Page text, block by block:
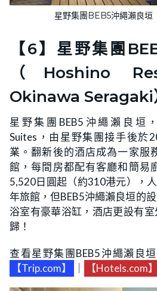
星野集團BEB5沖繩瀨良垣
【6】星野集團
（Hoshino
Okinawa Seragaki
星野集團BEB5沖繩瀨良垣
Suites，由星野集團接手後於
業。翻新後的酒店成為一家服
館，每間房都配有客廳和簡易
5,520日圓起（約310港元），
年旅館，但BEB5沖繩瀨良垣的
浴室有豪華浴缸，酒店更設有
歸！
查看星野集團BEB5沖繩瀨良垣
【Trip.com】
【Hotels.com】